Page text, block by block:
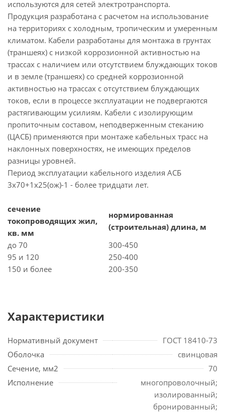
используются для сетей электротранспорта.
Продукция разработана с расчетом на использование
на территориях с холодным, тропическим и умеренным
климатом. Кабели разработаны для монтажа в грунтах
(траншеях) с низкой коррозионной активностью на
трассах с наличием или отсутствием блуждающих токов
и в земле (траншеях) со средней коррозионной
активностью на трассах с отсутствием блуждающих
токов, если в процессе эксплуатации не подвергаются
растягивающим усилиям. Кабели с изолирующим
пропиточным составом, неподверженным стеканию
(ЦАСБ) применяются при монтаже кабельных трасс на
наклонных поверхностях, не имеющих пределов
разницы уровней.
Период эксплуатации кабельного изделия АСБ
3х70+1х25(ож)-1 - более тридцати лет.
сечение
токопроводящих жил,
кв. мм
нормированная
(строительная) длина, м
до 70
300-450
95 и 120
250-400
150 и более
200-350
Характеристики
Нормативный документ
ГОСТ 18410-73
Оболочка
свинцовая
Сечение, мм2
70
Исполнение
многопроволочный;
изолированный;
бронированный;